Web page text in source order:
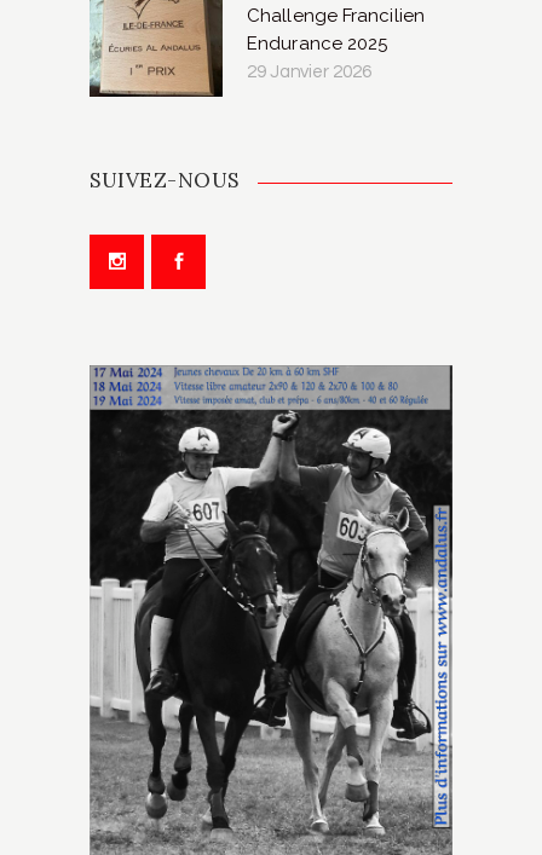
Challenge Francilien
Endurance 2025
29 Janvier 2026
SUIVEZ-NOUS